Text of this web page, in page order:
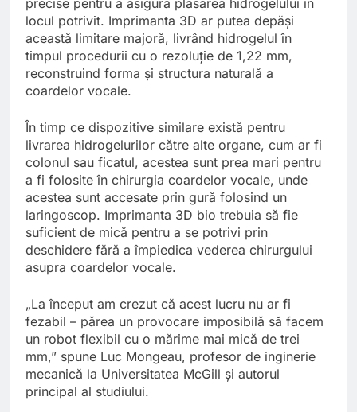
locul potrivit. Imprimanta 3D ar putea depăși
această limitare majoră, livrând hidrogelul în
timpul procedurii cu o rezoluție de 1,22 mm,
reconstruind forma și structura naturală a
coardelor vocale.
În timp ce dispozitive similare există pentru
livrarea hidrogelurilor către alte organe, cum ar fi
colonul sau ficatul, acestea sunt prea mari pentru
a fi folosite în chirurgia coardelor vocale, unde
acestea sunt accesate prin gură folosind un
laringoscop. Imprimanta 3D bio trebuia să fie
suficient de mică pentru a se potrivi prin
deschidere fără a împiedica vederea chirurgului
asupra coardelor vocale.
„La început am crezut că acest lucru nu ar fi
fezabil – părea un provocare imposibilă să facem
un robot flexibil cu o mărime mai mică de trei
mm,” spune Luc Mongeau, profesor de inginerie
mecanică la Universitatea McGill și autorul
principal al studiului.